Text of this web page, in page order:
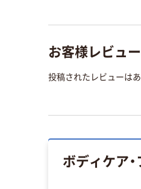
お客様レビュー
投稿されたレビューは
ボディケア